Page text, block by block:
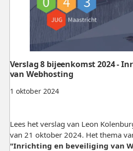
1 oktober 2024
Verslag 8 bijeenkomst 2024 -
van Webhosting
Lees het verslag van Leon
van 21 oktober 2024. Het thema
"Inrichting en beveiliging van